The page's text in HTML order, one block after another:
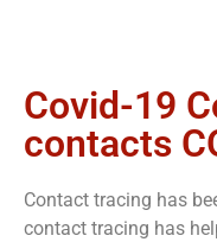
Covid-19
contacts
Contact tracing has
contact tracing has